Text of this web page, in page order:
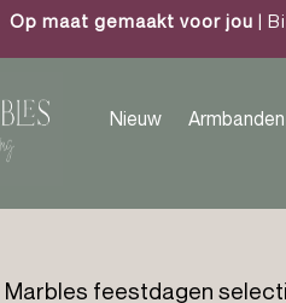
Op maat gemaakt voor jou |
Nieuw Armbanden
Marbles feestdagen